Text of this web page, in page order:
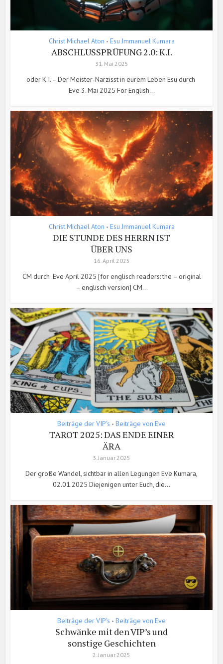
Christ Michael Aton • Esu Jmmanuel Kumara
ABSCHLUSSPRÜFUNG 2.0: K.I.
31. Mai 2025
oder K.I. – Der Meister-Narzisst in eurem Leben Esu durch
Eve 3. Mai 2025 For English...
Christ Michael Aton • Esu Jmmanuel Kumara
DIE STUNDE DES HERRN IST
ÜBER UNS
16. April 2025
CM durch Eve April 2025 [for englisch readers: the – original
– englisch version] CM...
Beiträge der VIP's • Beiträge von Eve
TAROT 2025: DAS ENDE EINER
ÄRA
3. Januar 2025
Der große Wandel, sichtbar in allen Legungen Eve Kumara,
02.01.2025 Diejenigen unter Euch, die...
Beiträge der VIP's • Beiträge von Eve
Schwänke mit den VIP’s und
sonstige Geschichten
2. Januar 2025